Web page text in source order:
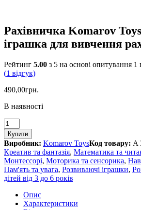
Рахівничка Komarov
іграшка для вивчення
Рейтинг 5.00 з 5 на основі опитування 1
(1 відгук)
490,00грн.
В наявності
Рахівничка
Komarov
Toys
-
дерев’яна
іграшка
для
вивчення
рахунку
кількість
Купити
Виробник: Komarov ToysКод товару: A
Креатив та фантазія, Математика та
Монтессорі, Моторика та сенсорика,
Пам'ять та увага, Розвиваючі іграшки,
дітей від 3 до 6 років
Опис
Характеристики